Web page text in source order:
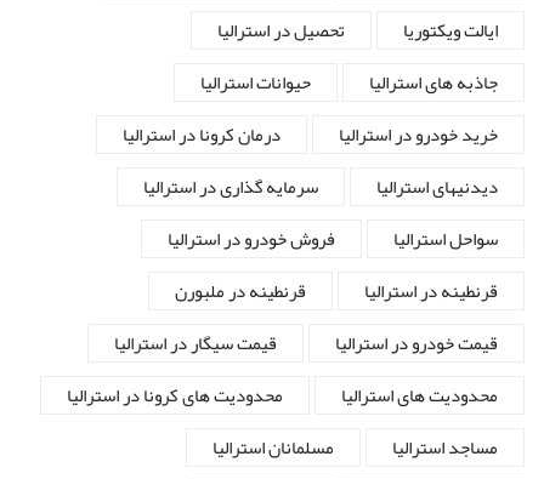
ایالت ویکتوریا
تحصیل در استرالیا
جاذبه های استرالیا
حیوانات استرالیا
خرید خودرو در استرالیا
درمان کرونا در استرالیا
دیدنیهای استرالیا
سرمایه گذاری در استرالیا
سواحل استرالیا
فروش خودرو در استرالیا
قرنطینه در استرالیا
قرنطینه در ملبورن
قیمت خودرو در استرالیا
قیمت سیگار در استرالیا
محدودیت های استرالیا
محدودیت های کرونا در استرالیا
مساجد استرالیا
مسلمانان استرالیا